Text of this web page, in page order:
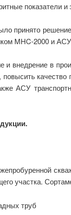
показатели и
принято
MHC-2000 и
внедрение в
АСУ
участка.
труб